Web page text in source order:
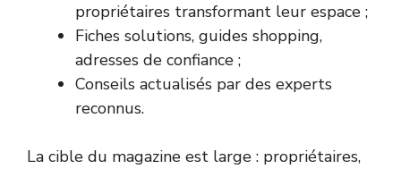
propriétaires transformant leur espace ;
Fiches solutions, guides shopping,
adresses de confiance ;
Conseils actualisés par des experts
reconnus.
La cible du magazine est large : propriétaires,